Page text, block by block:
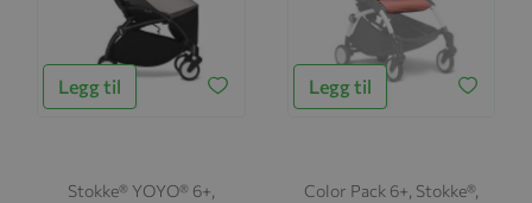
Legg til
Stokke® YOYO® 6+,
Legg til
Color Pack 6+, Stokke®,